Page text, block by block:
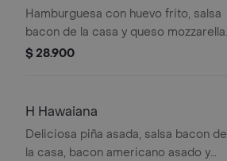
Hamburguesa con huevo frito, salsa
bacon de la casa y queso mozzarella
fundido.
$ 28.900
H Hawaiana
Deliciosa piña asada, salsa bacon de
la casa, bacon americano asado y